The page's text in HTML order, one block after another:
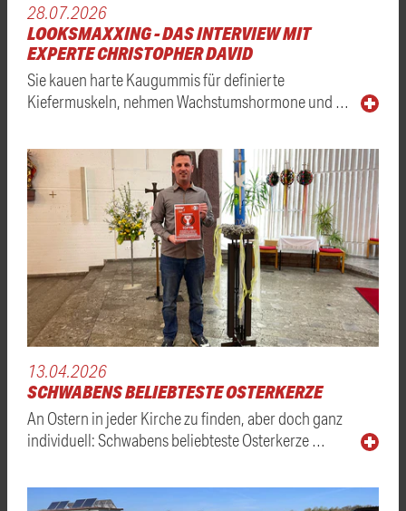
28.07.2026
LOOKSMAXXING - DAS INTERVIEW MIT
EXPERTE CHRISTOPHER DAVID
Sie kauen harte Kaugummis für definierte
Kiefermuskeln, nehmen Wachstumshormone und …
13.04.2026
SCHWABENS BELIEBTESTE OSTERKERZE
An Ostern in jeder Kirche zu finden, aber doch ganz
individuell: Schwabens beliebteste Osterkerze …